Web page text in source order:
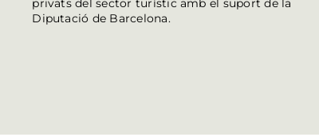
Diputació de Barcelona.